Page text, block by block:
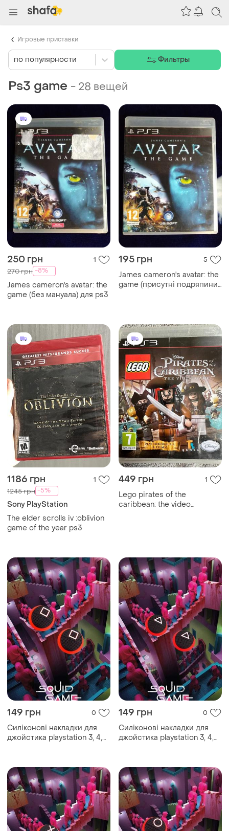
Ps3 game - 28 вещей
250 грн 1
270 грн -8%
James cameron's avatar: the
game (без мануала) для ps3
195 грн 5
James cameron's avatar: the
game (присутні подряпини)
1186 грн 1
1245 грн -5%
Sony PlayStation
The elder scrolls iv :oblivion
game of the year ps3
449 грн 1
Lego pirates of the
caribbean: the video
149 грн 0
Силіконові накладки для
джойстика playstation 3, 4,
square
149 грн 0
Силіконові накладки для
джойстика playstation 3, 4,
triangle
по популярности Фильтры
Игровые приставки